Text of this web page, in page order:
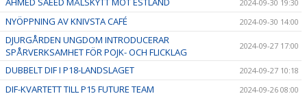
2024-09-30 19:30
NYÖPPNING AV KNIVSTA CAFÉ 2024-09-30 14:00
DJURGÅRDEN UNGDOM INTRODUCERAR
SPÅRVERKSAMHET FÖR POJK- OCH FLICKLAG
2024-09-27 17:00
DUBBELT DIF I P18-LANDSLAGET 2024-09-27 10:18
DIF-KVARTETT TILL P15 FUTURE TEAM 2024-09-26 08:00